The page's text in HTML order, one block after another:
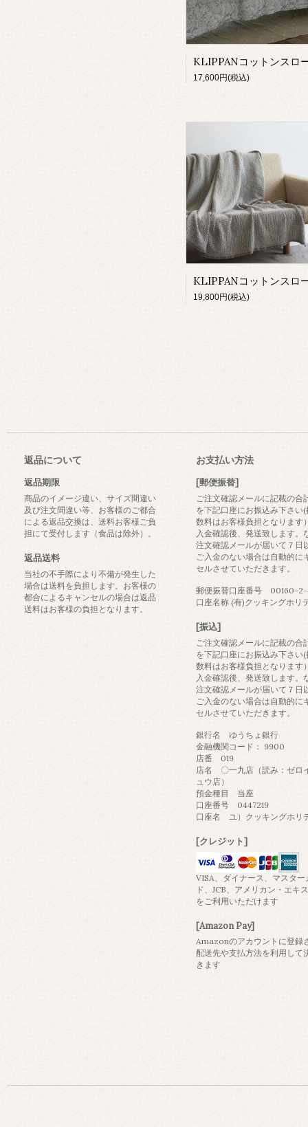
17,600円(税込)
19,800円(税込)
返品について
返品期限
商品のイメージ違い、サイズ間違い
及び注文間違い等、お客様のご都合
による返品交換は、送料お客様ご負
担にて受付します（食品は除外）。
返品送料
当社の不手際により不備が発生した
場合は送料を負担します。お客様の
都合によるキャンセルの場合は返品
送料はお客様の負担となります。
お支払い方法
[郵便振替]
ご注文確認メールに記載の合
を下記口座にお振込み下さい
数料はお客様負担となります
入金確認後、発送致します。
注文確認メールが届いて７日
ご入金のない場合は自動的に
セルさせていただきます。
郵便振替口座番号 00160-2-
口座名称 (有)クッキングホリ
[振込]
ご注文確認メールに記載の合
を下記口座にお振込み下さい
数料はお客様負担となります
入金確認後、発送致します。
注文確認メールが届いて７日
ご入金のない場合は自動的に
セルさせていただきます。
銀行名 ゆうちょ銀行
金融機関コード： 9900
店番 019
店名 〇一九店（読み：ゼロ
ュウ店）
預金種目 当座
口座番号 0447219
口座名 ユ）クッキングホリ
[クレジット]
VISA、ダイナース、マスター
ド、JCB、アメリカン・エキ
をご利用いただけます
[Amazon Pay]
Amazonのアカウントに登録
配送先や支払方法を利用して
きます